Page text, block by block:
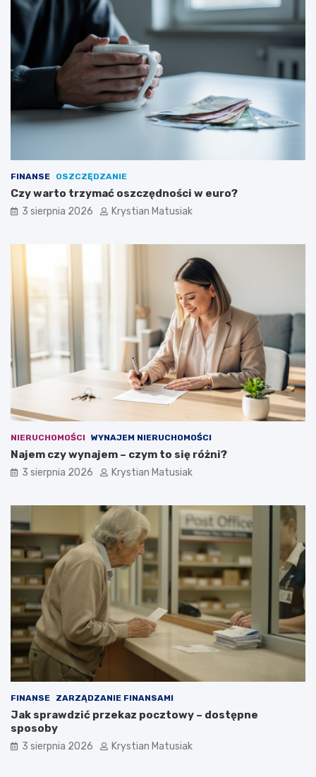
FINANSE OSZCZĘDZANIE
Czy warto trzymać oszczędności w euro?
3 sierpnia 2026 Krystian Matusiak
NIERUCHOMOŚCI WYNAJEM NIERUCHOMOŚCI
Najem czy wynajem – czym to się różni?
3 sierpnia 2026 Krystian Matusiak
FINANSE ZARZĄDZANIE FINANSAMI
Jak sprawdzić przekaz pocztowy – dostępne
sposoby
3 sierpnia 2026 Krystian Matusiak